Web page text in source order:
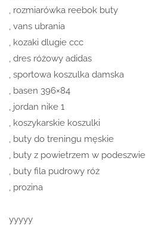
, rozmiarówka reebok buty
, vans ubrania
, kozaki dlugie ccc
, dres różowy adidas
, sportowa koszulka damska
, basen 396×84
, jordan nike 1
, koszykarskie koszulki
, buty do treningu męskie
, buty z powietrzem w podeszwie
, buty fila pudrowy róż
, prozina
yyyyy